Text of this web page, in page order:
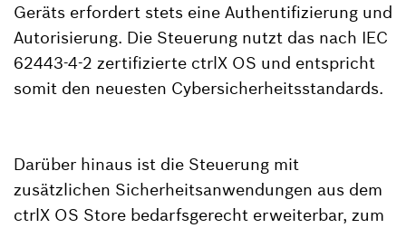
Geräts erfordert stets eine Authentifizierung und
Autorisierung. Die Steuerung nutzt das nach IEC
62443-4-2 zertifizierte ctrlX OS und entspricht
somit den neuesten Cybersicherheitsstandards.
Darüber hinaus ist die Steuerung mit
zusätzlichen Sicherheitsanwendungen aus dem
ctrlX OS Store bedarfsgerecht erweiterbar, zum